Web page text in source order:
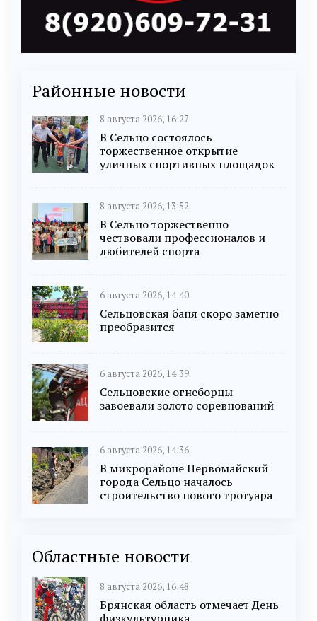
Районные новости
8 августа 2026, 16:27
В Сельцо состоялось
торжественное открытие
уличных спортивных площадок
8 августа 2026, 13:52
В Сельцо торжественно
чествовали профессионалов и
любителей спорта
6 августа 2026, 14:40
Сельцовская баня скоро заметно
преобразится
6 августа 2026, 14:39
Сельцовские огнеборцы
завоевали золото соревнований
6 августа 2026, 14:36
В микрорайоне Первомайский
города Сельцо началось
строительство нового тротуара
Областные новости
8 августа 2026, 16:48
Брянская область отмечает День